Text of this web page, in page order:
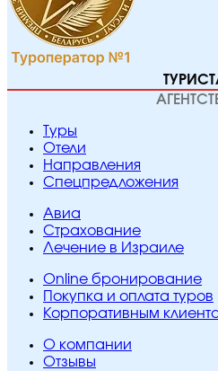
Туры
Отели
Направления
Спецпредложения
Авиа
Страхование
Лечение в Израиле
Online бронирование
Покупка и оплата туров
Корпоративным
O компании
Отзывы